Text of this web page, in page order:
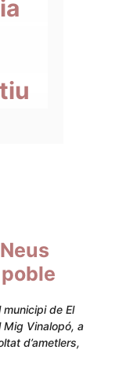
de El
Mig Vinalopó, a
d’ametlers,